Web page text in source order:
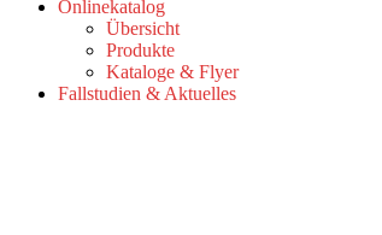
Onlinekatalog
Übersicht
Produkte
Kataloge & Flyer
Fallstudien & Aktuelles